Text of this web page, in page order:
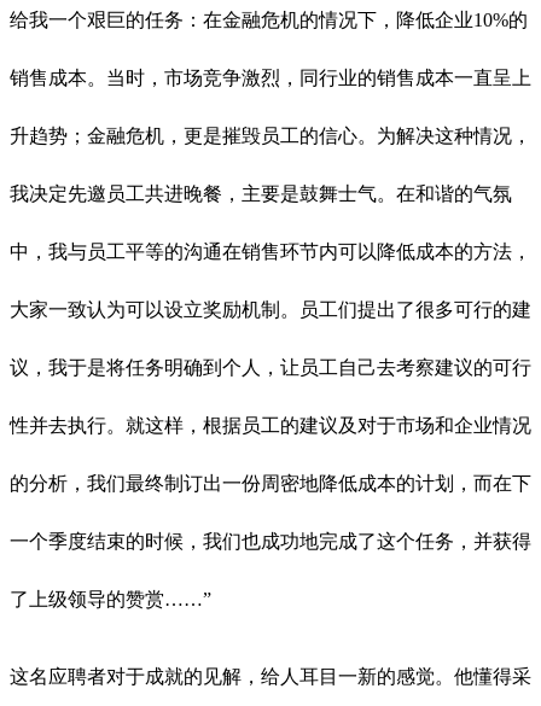
给我一个艰巨的任务：在金融危机的情况下，降低企业10%的
销售成本。当时，市场竞争激烈，同行业的销售成本一直呈上
升趋势；金融危机，更是摧毁员工的信心。为解决这种情况，
我决定先邀员工共进晚餐，主要是鼓舞士气。在和谐的气氛
中，我与员工平等的沟通在销售环节内可以降低成本的方法，
大家一致认为可以设立奖励机制。员工们提出了很多可行的建
议，我于是将任务明确到个人，让员工自己去考察建议的可行
性并去执行。就这样，根据员工的建议及对于市场和企业情况
的分析，我们最终制订出一份周密地降低成本的计划，而在下
一个季度结束的时候，我们也成功地完成了这个任务，并获得
了上级领导的赞赏……”
这名应聘者对于成就的见解，给人耳目一新的感觉。他懂得采